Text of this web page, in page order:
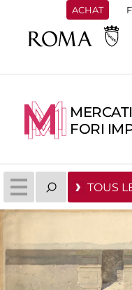
ACHAT
FORI
TOUS